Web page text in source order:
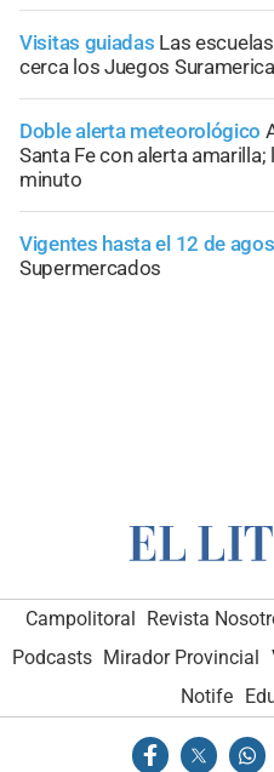
Visitas guiadas Las
cerca los Juegos
Doble alerta meteorológico
Santa Fe con alerta
minuto
Vigentes hasta el 12 de
Supermercados
Campolitoral Revista
Podcasts Mirador Provincial
Notife